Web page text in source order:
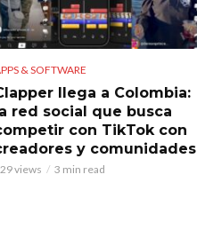
& SOFTWARE
llega a Colombia:
red social que busca
con TikTok con
y comunidades
views 3 min read